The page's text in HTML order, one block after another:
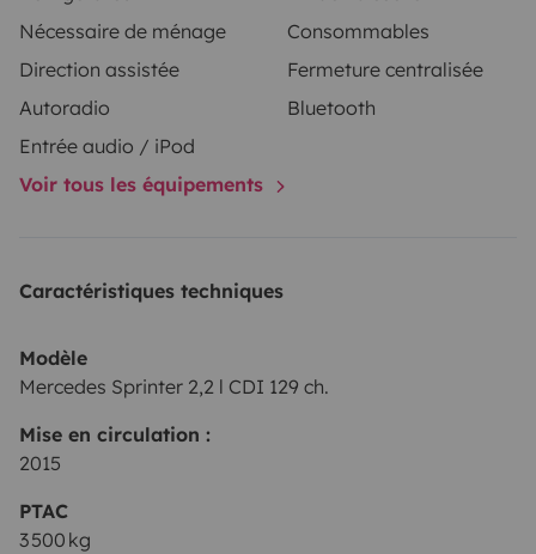
Nécessaire de ménage
Consommables
Direction assistée
Fermeture centralisée
Autoradio
Bluetooth
Entrée audio / iPod
Voir tous les équipements
Caractéristiques techniques
Modèle
Mercedes Sprinter 2,2 l CDI 129 ch.
Mise en circulation :
2015
PTAC
3 500 kg